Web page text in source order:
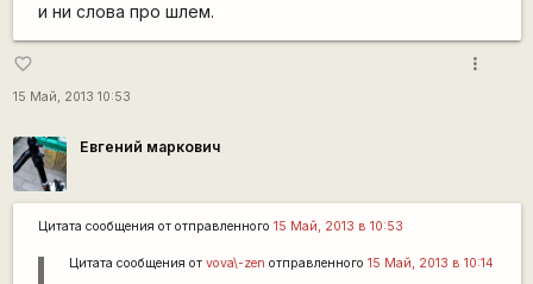
и ни слова про шлем.
favorite_border
15 Май, 2013 10:53
more_vert
Евгений маркович
Цитата сообщения от отправленного 15 Май, 2013 в 10:53
Цитата сообщения от vova\-zen отправленного 15 Май, 2013 в 10:14